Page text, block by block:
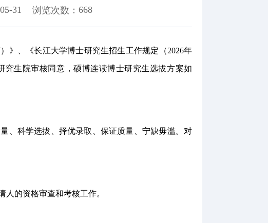
31 浏览次数：668
）》 《长江大学博士研究生招生工作规定（2026年
究生院审核同意，硕博连读博士研究生选拔方案如
、科学选拔、择优录取、保证质量、宁缺毋滥。对
人的资格审查和考核工作。